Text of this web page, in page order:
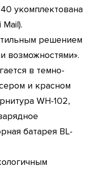
укомплектована
решением
возможностями».
в темно-
и красном
WH-102,
батарея BL-